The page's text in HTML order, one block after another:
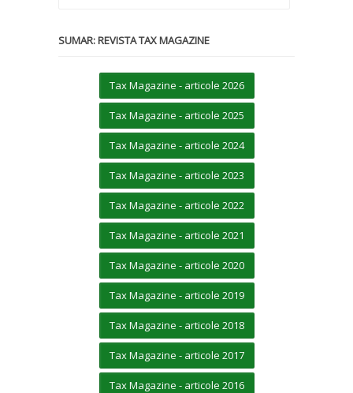
SUMAR: REVISTA TAX MAGAZINE
Tax Magazine - articole 2026
Tax Magazine - articole 2025
Tax Magazine - articole 2024
Tax Magazine - articole 2023
Tax Magazine - articole 2022
Tax Magazine - articole 2021
Tax Magazine - articole 2020
Tax Magazine - articole 2019
Tax Magazine - articole 2018
Tax Magazine - articole 2017
Tax Magazine - articole 2016